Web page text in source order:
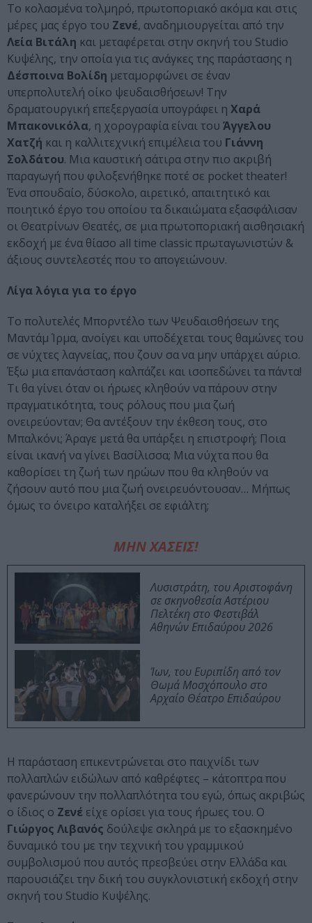
Το κολασμένα τολμηρό, πρωτοποριακό ακόμα και στις
μέρες μας έργο του Ζενέ, αναδημιουργείται από την
Λεία Βιτάλη και μεταφέρεται στην σκηνή του Studio
Κυψέλης, την οποία για τις ανάγκες της παράστασης η
Δέσποινα Βολίδη μεταμορφώνει σε έναν
υπερπολυτελή οίκο ψευδαισθήσεων! Την
δραματουργική επεξεργασία υπογράφει η Χαρά
Μπακονικόλα, η χορογραφία είναι του Άγγελου
Χατζή και η καλλιτεχνική επιμέλεια του Γιάννη
Σολδάτου. Μια καυστική σάτιρα στην πιο ακριβή
παραγωγή που φιλοξενήθηκε ποτέ σε pocket theater!
Ένα σπουδαίο, δύσκολο, αιρετικό, απαιτητικό και
ποιητικό έργο του οποίου τα δικαιώματα εξασφάλισαν
οι Θεατρίνων Θεατές, σε μια πρωτοποριακή αισθησιακή
εκδοχή με ένα θίασο all time classic πρωταγωνιστών &
άξιους συντελεστές που το απογειώνουν.
Λίγα λόγια για το έργο
Το πολυτελές Μπορντέλο των Ψευδαισθήσεων της
Μαντάμ Ίρμα, ανοίγει και υποδέχεται τους θαμώνες του
σε νύχτες λαγνείας, που ζουν σα να μην υπάρχει αύριο.
Έξω μια επανάσταση καλπάζει και ισοπεδώνει τα πάντα!
Τι θα γίνει όταν οι ήρωες κληθούν να πάρουν στην
πραγματικότητα, τους ρόλους που μια ζωή
ονειρεύονταν; Θα αντέξουν την έκθεση τους, στο
Μπαλκόνι; Άραγε μετά θα υπάρξει η επιστροφή; Ποια
είναι ικανή να γίνει Βασίλισσα; Μια νύχτα που θα
καθορίσει τη ζωή των ηρώων που θα κληθούν να
ζήσουν αυτό που μια ζωή ονειρευόντουσαν… Μήπως
όμως το όνειρο καταλήξει σε εφιάλτη;
ΜΗΝ ΧΑΣΕΙΣ!
Λυσιστράτη, του Αριστοφάνη
σε σκηνοθεσία Αστέριου
Πελτέκη στο Φεστιβάλ
Αθηνών Επιδαύρου 2026
Ίων, του Ευριπίδη από τον
Θωμά Μοσχόπουλο στο
Αρχαίο Θέατρο Επιδαύρου
Η παράσταση επικεντρώνεται στο παιχνίδι των
πολλαπλών ειδώλων από καθρέφτες – κάτοπτρα που
φανερώνουν την πολλαπλότητα του εγώ, όπως ακριβώς
ο ίδιος ο Ζενέ είχε ορίσει για τους ήρωες του. Ο
Γιώργος Λιβανός δούλεψε σκληρά με το εξασκημένο
δυναμικό του με την τεχνική του γραμμικού
συμβολισμού που αυτός πρεσβεύει στην Ελλάδα και
παρουσιάζει την δική του συγκλονιστική εκδοχή στην
σκηνή του Studio Κυψέλης.